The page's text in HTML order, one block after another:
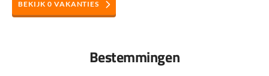
BEKIJK 0 VAKANTIES
Bestemmingen